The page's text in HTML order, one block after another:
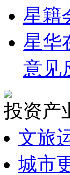
星籍
星华
意见
投资产
文旅
城市